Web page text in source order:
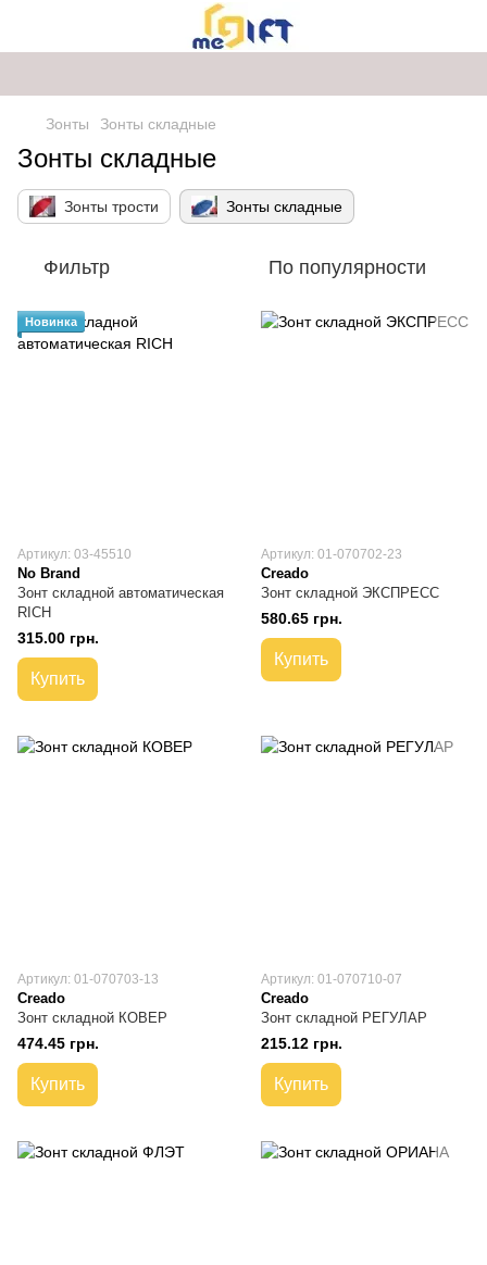
Зонты Зонты складные
Зонты складные
Зонты трости Зонты складные
Фильтр По популярности
Новинка
Артикул: 03-45510
No Brand
Зонт складной автоматическая
RICH
315.00 грн.
Купить
Артикул: 01-070702-23
Creado
Зонт складной ЭКСПРЕСС
580.65 грн.
Купить
Артикул: 01-070703-13
Creado
Зонт складной КОВЕР
474.45 грн.
Купить
Артикул: 01-070710-07
Creado
Зонт складной РЕГУЛАР
215.12 грн.
Купить